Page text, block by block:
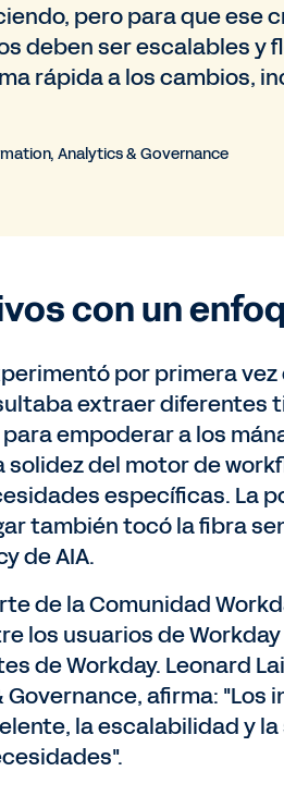
pero para que ese
deben ser escalables y
rápida a los cambios,
Analytics & Governance
con un
por primera
extraer diferentes
empoderar a los
del motor de
específicas. La
también tocó la fibra
de AIA.
de la Comunidad
los usuarios de
de Workday. Leonard
afirma: "Los
la escalabilidad y